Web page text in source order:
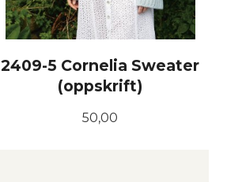
2409-5 Cornelia Sweater
(oppskrift)
Pris
50,00